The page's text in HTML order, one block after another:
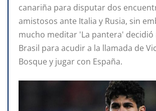
canariña para disputar dos
amistosos ante Italia y Rusia, sin
mucho meditar 'La pantera' decidió
Brasil para acudir a la llamada de
Bosque y jugar con España.